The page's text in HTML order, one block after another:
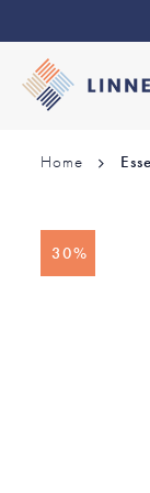
Home
naar
30%